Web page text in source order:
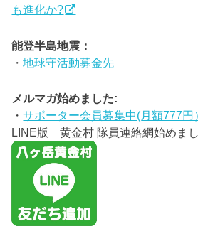
も進化か?
能登半島地震：
・地球守活動募金先
メルマガ始めました:
・サポーター会員募集中(月額777円
LINE版 黄金村 隊員連絡網始めまし